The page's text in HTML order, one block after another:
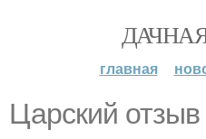
главная
Царский отзыв